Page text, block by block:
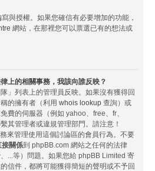
與授權。如果您確信有必要增加的功能，
網站，在那裡您可以票選已有的想法或
上的相關事務，我該向誰反映？
」列表上的管理員反映。如果沒有獲得回
的擁有者（利用 whois lookup 查詢）或
費的伺服器（例如 yahoo、free、fr、
其管理者或違規管理部門。請注意！
來管理使用這個討論區的會員行為。不要
接關係到 phpBB.com 網站之任何的法律
...等）問題。如果您給 phpBB Limited 寄
信件，都將可能獲得簡短的聲明或不予回